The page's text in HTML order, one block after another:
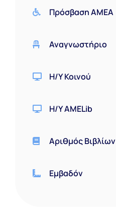
Πρόσβαση ΑΜΕΑ
Αναγνωστήριο
Η/Υ Κοινού
Η/Υ AMELib
Αριθμός Βιβλίων
Εμβαδόν